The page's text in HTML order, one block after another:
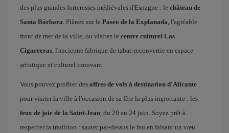
des plus grandes forteresses médiévales d'Espagne : le château de
Santa Bárbara. Flânez sur le Paseo de la Explanada, l'agréable
front de mer de la ville, ou visitez le centre culturel Las
Cigarreras, l'ancienne fabrique de tabac reconvertie en espace
artistique et culturel innovant.
Vous pouvez profiter des offres de vols à destination d'Alicante
pour visiter la ville à l'occasion de sa fête la plus importante : les
feux de joie de la Saint-Jean, du 20 au 24 juin. Soyez prêt à
respecter la tradition : sauter par-dessus le feu en faisant un vœu.